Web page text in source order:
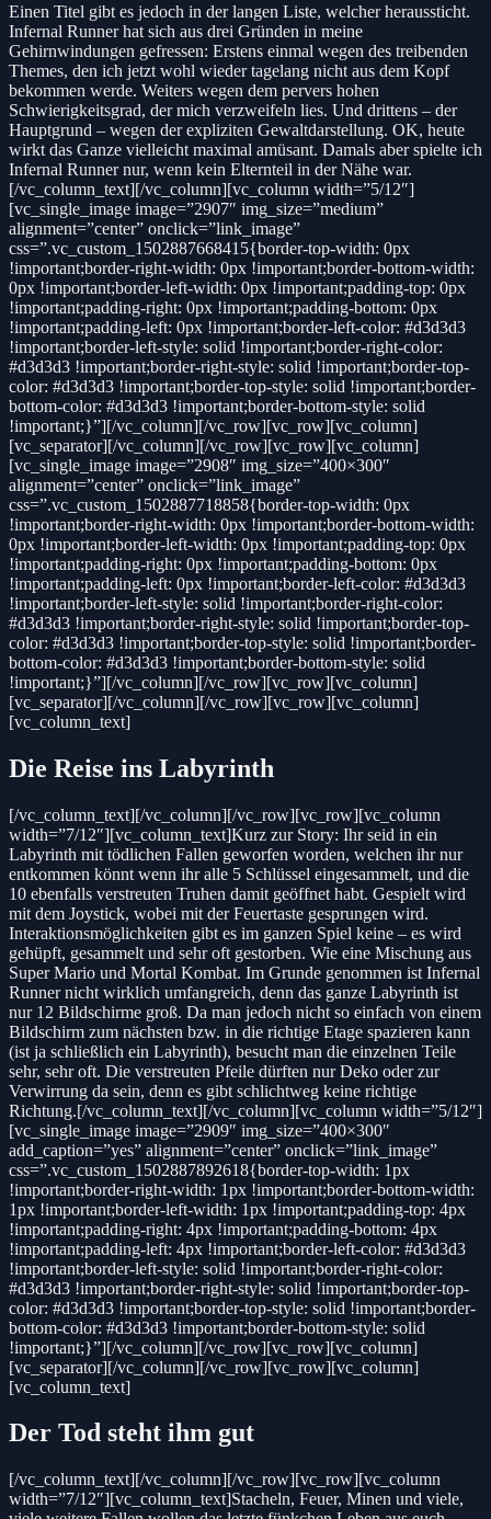
Einen Titel gibt es jedoch in der langen Liste, welcher heraussticht.
Infernal Runner hat sich aus drei Gründen in meine
Gehirnwindungen gefressen: Erstens einmal wegen des treibenden
Themes, den ich jetzt wohl wieder tagelang nicht aus dem Kopf
bekommen werde. Weiters wegen dem pervers hohen
Schwierigkeitsgrad, der mich verzweifeln lies. Und drittens – der
Hauptgrund – wegen der expliziten Gewaltdarstellung. OK, heute
wirkt das Ganze vielleicht maximal amüsant. Damals aber spielte ich
Infernal Runner nur, wenn kein Elternteil in der Nähe war.
[/vc_column_text][/vc_column][vc_column width=”5/12″]
[vc_single_image image=”2907″ img_size=”medium”
alignment=”center” onclick=”link_image”
css=”.vc_custom_1502887668415{border-top-width: 0px
!important;border-right-width: 0px !important;border-bottom-width:
0px !important;border-left-width: 0px !important;padding-top: 0px
!important;padding-right: 0px !important;padding-bottom: 0px
!important;padding-left: 0px !important;border-left-color: #d3d3d3
!important;border-left-style: solid !important;border-right-color:
#d3d3d3 !important;border-right-style: solid !important;border-top-
color: #d3d3d3 !important;border-top-style: solid !important;border-
bottom-color: #d3d3d3 !important;border-bottom-style: solid
!important;}”][/vc_column][/vc_row][vc_row][vc_column]
[vc_separator][/vc_column][/vc_row][vc_row][vc_column]
[vc_single_image image=”2908″ img_size=”400×300″
alignment=”center” onclick=”link_image”
css=”.vc_custom_1502887718858{border-top-width: 0px
!important;border-right-width: 0px !important;border-bottom-width:
0px !important;border-left-width: 0px !important;padding-top: 0px
!important;padding-right: 0px !important;padding-bottom: 0px
!important;padding-left: 0px !important;border-left-color: #d3d3d3
!important;border-left-style: solid !important;border-right-color:
#d3d3d3 !important;border-right-style: solid !important;border-top-
color: #d3d3d3 !important;border-top-style: solid !important;border-
bottom-color: #d3d3d3 !important;border-bottom-style: solid
!important;}”][/vc_column][/vc_row][vc_row][vc_column]
[vc_separator][/vc_column][/vc_row][vc_row][vc_column]
[vc_column_text]
Die Reise ins Labyrinth
[/vc_column_text][/vc_column][/vc_row][vc_row][vc_column
width=”7/12″][vc_column_text]Kurz zur Story: Ihr seid in ein
Labyrinth mit tödlichen Fallen geworfen worden, welchen ihr nur
entkommen könnt wenn ihr alle 5 Schlüssel eingesammelt, und die
10 ebenfalls verstreuten Truhen damit geöffnet habt. Gespielt wird
mit dem Joystick, wobei mit der Feuertaste gesprungen wird.
Interaktionsmöglichkeiten gibt es im ganzen Spiel keine – es wird
gehüpft, gesammelt und sehr oft gestorben. Wie eine Mischung aus
Super Mario und Mortal Kombat. Im Grunde genommen ist Infernal
Runner nicht wirklich umfangreich, denn das ganze Labyrinth ist
nur 12 Bildschirme groß. Da man jedoch nicht so einfach von einem
Bildschirm zum nächsten bzw. in die richtige Etage spazieren kann
(ist ja schließlich ein Labyrinth), besucht man die einzelnen Teile
sehr, sehr oft. Die verstreuten Pfeile dürften nur Deko oder zur
Verwirrung da sein, denn es gibt schlichtweg keine richtige
Richtung.[/vc_column_text][/vc_column][vc_column width=”5/12″]
[vc_single_image image=”2909″ img_size=”400×300″
add_caption=”yes” alignment=”center” onclick=”link_image”
css=”.vc_custom_1502887892618{border-top-width: 1px
!important;border-right-width: 1px !important;border-bottom-width:
1px !important;border-left-width: 1px !important;padding-top: 4px
!important;padding-right: 4px !important;padding-bottom: 4px
!important;padding-left: 4px !important;border-left-color: #d3d3d3
!important;border-left-style: solid !important;border-right-color:
#d3d3d3 !important;border-right-style: solid !important;border-top-
color: #d3d3d3 !important;border-top-style: solid !important;border-
bottom-color: #d3d3d3 !important;border-bottom-style: solid
!important;}”][/vc_column][/vc_row][vc_row][vc_column]
[vc_separator][/vc_column][/vc_row][vc_row][vc_column]
[vc_column_text]
Der Tod steht ihm gut
[/vc_column_text][/vc_column][/vc_row][vc_row][vc_column
width=”7/12″][vc_column_text]Stacheln, Feuer, Minen und viele,